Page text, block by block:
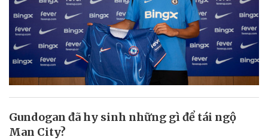
Gundogan đã hy sinh những gì để tái ngộ
Man City?